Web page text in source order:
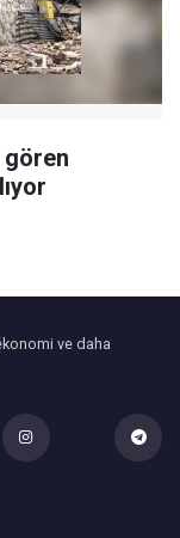
gören
ve daha